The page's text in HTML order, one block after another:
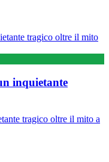
inquietante
tragico oltre il mito a